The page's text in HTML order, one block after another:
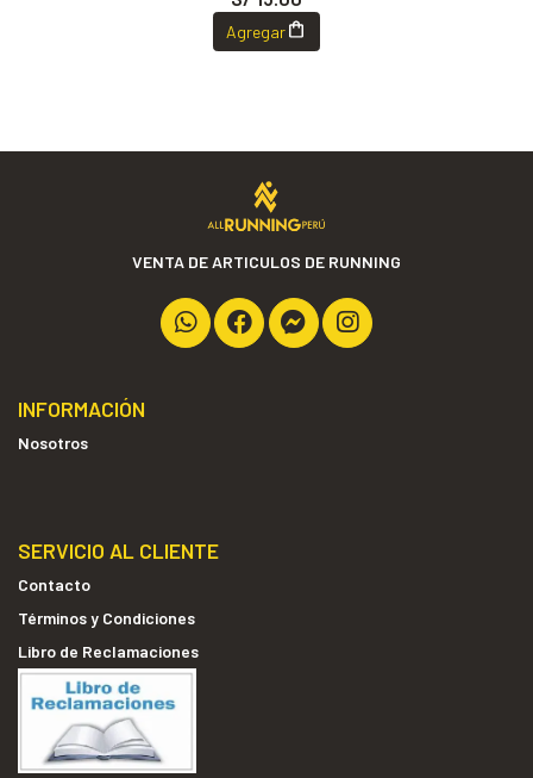
Agregar
VENTA DE ARTICULOS DE RUNNING
INFORMACIÓN
Nosotros
SERVICIO AL CLIENTE
Contacto
Términos y Condiciones
Libro de Reclamaciones